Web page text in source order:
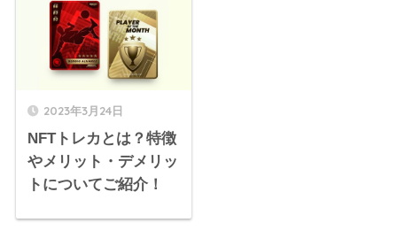
2023年3月24日
NFTトレカとは？特徴
やメリット・デメリッ
トについてご紹介！